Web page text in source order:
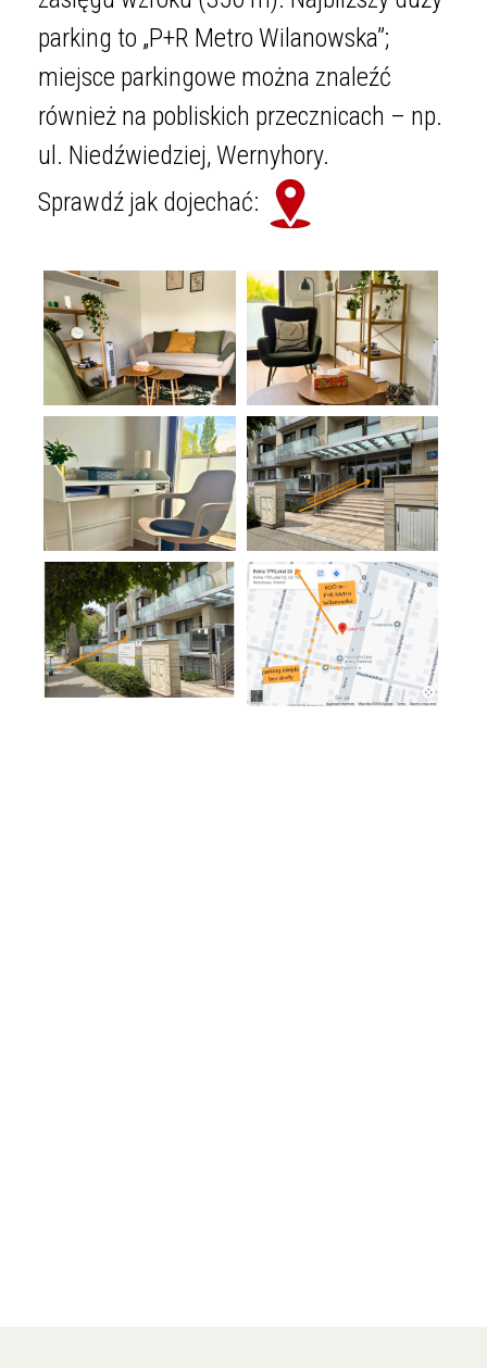
parking to „P+R Metro Wilanowska”;
miejsce parkingowe można znaleźć
również na pobliskich przecznicach – np.
ul. Niedźwiedziej, Wernyhory.
Sprawdź jak dojechać: